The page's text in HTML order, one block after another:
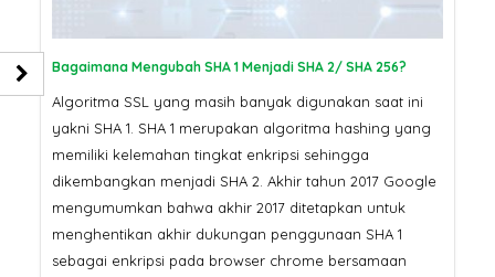
Bagaimana Mengubah SHA 1 Menjadi SHA 2/ SHA 256?
Algoritma SSL yang masih banyak digunakan saat ini
yakni SHA 1. SHA 1 merupakan algoritma hashing yang
memiliki kelemahan tingkat enkripsi sehingga
dikembangkan menjadi SHA 2. Akhir tahun 2017 Google
mengumumkan bahwa akhir 2017 ditetapkan untuk
menghentikan akhir dukungan penggunaan SHA 1
sebagai enkripsi pada browser chrome bersamaan